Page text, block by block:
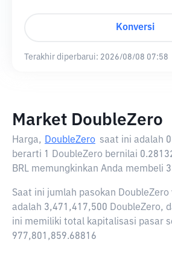
Konversi
Terakhir diperbarui: 2026/08/08 07:58
Market DoubleZero
Harga, DoubleZero saat ini adalah
berarti 1 DoubleZero bernilai
BRL memungkinkan Anda membeli
Saat ini jumlah pasokan
adalah 3,471,417,500 DoubleZero,
ini memiliki total kapitalisasi pasar
977,801,859.68816